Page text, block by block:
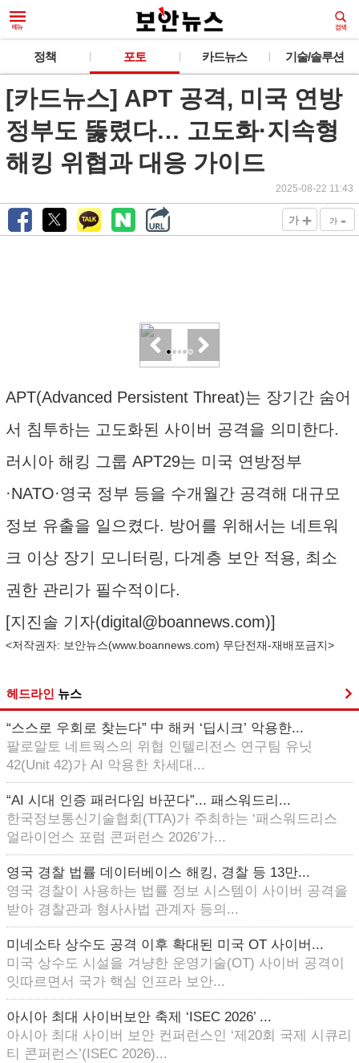
정책 포토 카드뉴스 기술/솔루션
[카드뉴스] APT 공격, 미국 연방
정부도 뚫렸다… 고도화·지속형
해킹 위협과 대응 가이드
2025-08-22 11:43
가 + 가 -
APT(Advanced Persistent Threat)는 장기간 숨어
서 침투하는 고도화된 사이버 공격을 의미한다.
러시아 해킹 그룹 APT29는 미국 연방정부
·NATO·영국 정부 등을 수개월간 공격해 대규모
정보 유출을 일으켰다. 방어를 위해서는 네트워
크 이상 장기 모니터링, 다계층 보안 적용, 최소
권한 관리가 필수적이다.
[지진솔 기자(digital@boannews.com)]
<저작권자: 보안뉴스(www.boannews.com) 무단전재-재배포금지>
헤드라인 뉴스
“스스로 우회로 찾는다” 中 해커 ‘딥시크’ 악용한...
팔로알토 네트웍스의 위협 인텔리전스 연구팀 유닛
42(Unit 42)가 AI 악용한 차세대...
“AI 시대 인증 패러다임 바꾼다”... 패스워드리...
한국정보통신기술협회(TTA)가 주최하는 ‘패스워드리스
얼라이언스 포럼 콘퍼런스 2026’가...
영국 경찰 법률 데이터베이스 해킹, 경찰 등 13만...
영국 경찰이 사용하는 법률 정보 시스템이 사이버 공격을
받아 경찰관과 형사사법 관계자 등의...
미네소타 상수도 공격 이후 확대된 미국 OT 사이버...
미국 상수도 시설을 겨냥한 운영기술(OT) 사이버 공격이
잇따르면서 국가 핵심 인프라 보안...
아시아 최대 사이버보안 축제 ‘ISEC 2026’ ...
아시아 최대 사이버 보안 컨퍼런스인 ‘제20회 국제 시큐리
티 콘퍼런스’(ISEC 2026)...